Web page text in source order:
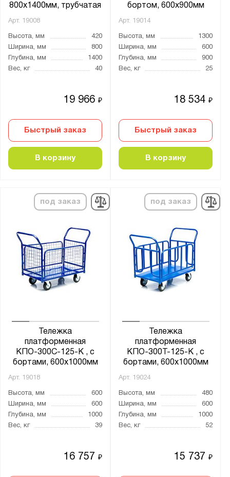
800х1400мм, трубчатая
Арт. 19008
Высота, мм
420
Ширина, мм
800
Глубина, мм
1400
Вес, кг
40
19 966₽
Быстрый заказ
В корзину
бортом, 600х900мм
Арт. 19014
Высота, мм
1300
Ширина, мм
600
Глубина, мм
900
Вес, кг
25
18 534₽
Быстрый заказ
В корзину
под заказ
Тележка
платформенная
КПО-300С-125-К , с
бортами, 600х1000мм
Арт. 19018
Высота, мм
600
Ширина, мм
600
Глубина, мм
1000
Вес, кг
39
16 757₽
под заказ
Тележка
платформенная
КПО-300Т-125-К , с
бортами, 600х1000мм
Арт. 19024
Высота, мм
480
Ширина, мм
600
Глубина, мм
1000
Вес, кг
52
15 737₽
КПТ
ПБ
СТ НЖ
ТП
ТПБ
ТПО
ТПСР
ТПТ
ТС
ТЯ